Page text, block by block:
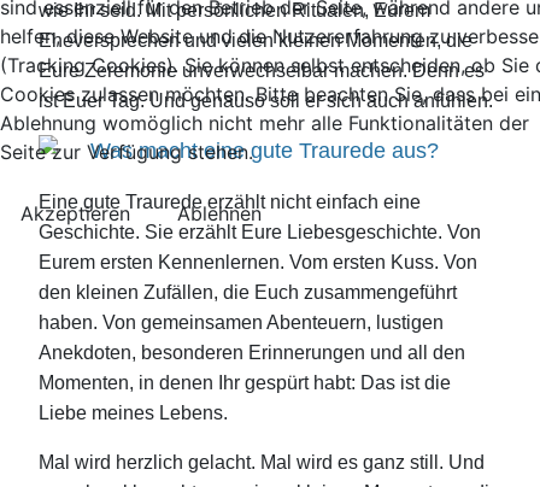
wie Ihr seid. Mit persönlichen Ritualen, Eurem
Eheversprechen und vielen kleinen Momenten, die
Eure Zeremonie unverwechselbar machen. Denn es
ist Euer Tag. Und genauso soll er sich auch anfühlen.
Was macht eine gute Traurede aus?
Eine gute Traurede erzählt nicht einfach eine
Geschichte. Sie erzählt Eure Liebesgeschichte. Von
Eurem ersten Kennenlernen. Vom ersten Kuss. Von
den kleinen Zufällen, die Euch zusammengeführt
haben. Von gemeinsamen Abenteuern, lustigen
Anekdoten, besonderen Erinnerungen und all den
Momenten, in denen Ihr gespürt habt: Das ist die
Liebe meines Lebens.
Mal wird herzlich gelacht. Mal wird es ganz still. Und
sind essenziell für den Betrieb der Seite, während andere
helfen, diese Website und die Nutzererfahrung zu
(Tracking Cookies). Sie können selbst entscheiden, ob Sie
Cookies zulassen möchten. Bitte beachten Sie, dass bei
Ablehnung womöglich nicht mehr alle Funktionalitäten der
Seite zur Verfügung stehen.
Akzeptieren Ablehnen